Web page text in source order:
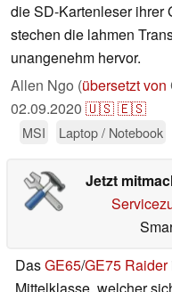
die SD-Kartenleser ihrer
stechen die lahmen
unangenehm hervor.
Allen Ngo (übersetzt von
02.09.2020 🇺🇸🇪🇸
MSI Laptop / Notebook
Jetzt
DasGE65/GE75 Raider